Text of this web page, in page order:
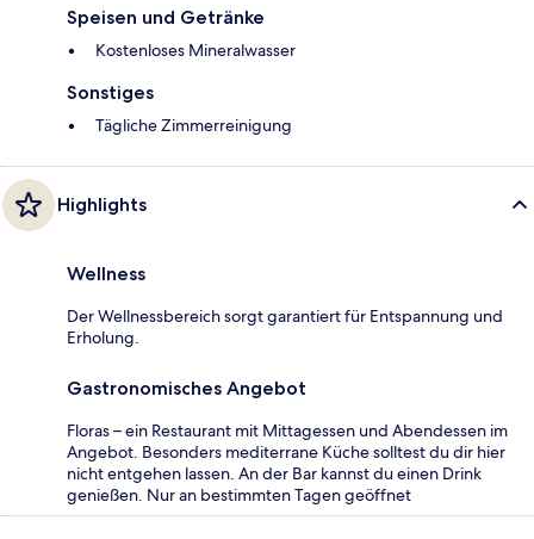
Speisen und Getränke
Kostenloses Mineralwasser
Sonstiges
Tägliche Zimmerreinigung
Highlights
Wellness
Der Wellnessbereich sorgt garantiert für Entspannung und
Erholung.
Gastronomisches Angebot
Floras – ein Restaurant mit Mittagessen und Abendessen im
Angebot. Besonders mediterrane Küche solltest du dir hier
nicht entgehen lassen. An der Bar kannst du einen Drink
genießen. Nur an bestimmten Tagen geöffnet